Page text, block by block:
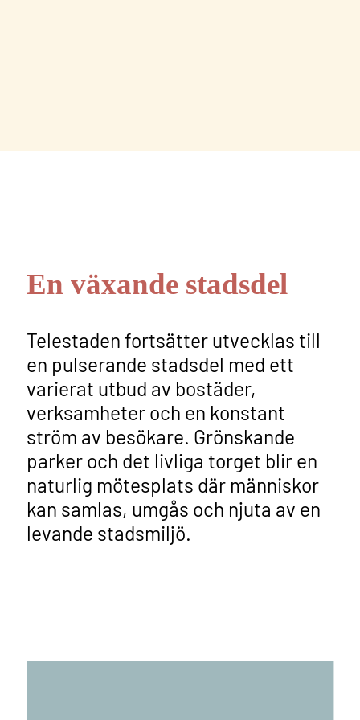
En växande stadsdel
Telestaden fortsätter utvecklas till
en pulserande stadsdel med ett
varierat utbud av bostäder,
verksamheter och en konstant
ström av besökare. Grönskande
parker och det livliga torget blir en
naturlig mötesplats där människor
kan samlas, umgås och njuta av en
levande stadsmiljö.